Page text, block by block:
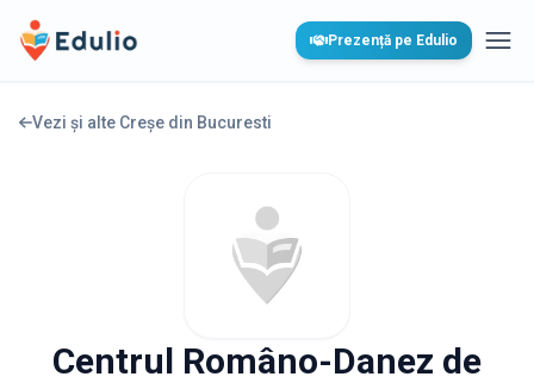
Edulio Prezență pe Edulio
Vezi și alte Creșe din Bucuresti
Centrul Româno-Danez de